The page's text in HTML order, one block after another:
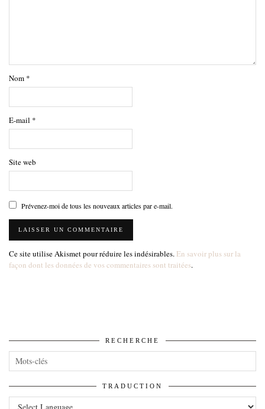
Nom *
E-mail *
Site web
Prévenez-moi de tous les nouveaux articles par e-mail.
Ce site utilise Akismet pour réduire les indésirables. En savoir plus sur la
façon dont les données de vos commentaires sont traitées.
RECHERCHE
TRADUCTION